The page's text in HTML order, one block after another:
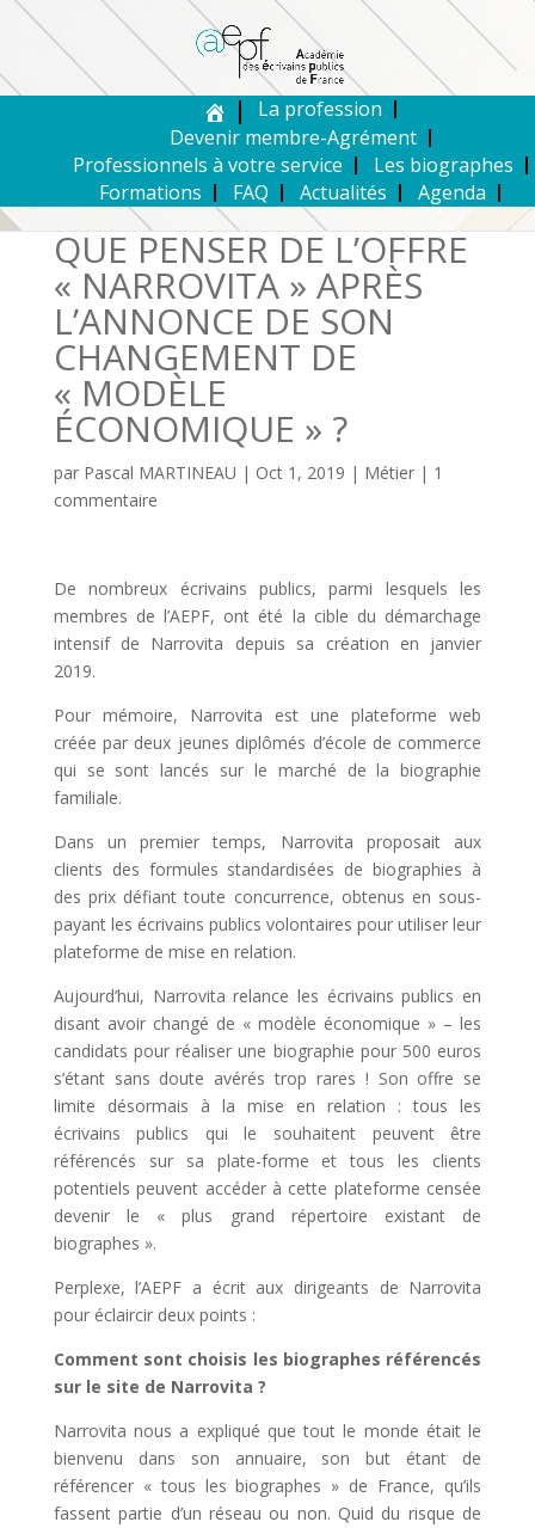
La profession
Devenir membre-Agrément
Professionnels à votre service
Les biographes
Formations
FAQ Actualités Agenda
QUE PENSER DE L’OFFRE
« NARROVITA » APRÈS
L’ANNONCE DE SON
CHANGEMENT DE
« MODÈLE
ÉCONOMIQUE » ?
par Pascal MARTINEAU | Oct 1, 2019 | Métier| 1
commentaire
De nombreux écrivains publics, parmi lesquels les
membres de l’AEPF, ont été la cible du démarchage
intensif de Narrovita depuis sa création en janvier
2019.
Pour mémoire, Narrovita est une plateforme web
créée par deux jeunes diplômés d’école de commerce
qui se sont lancés sur le marché de la biographie
familiale.
Dans un premier temps, Narrovita proposait aux
clients des formules standardisées de biographies à
des prix défiant toute concurrence, obtenus en sous-
payant les écrivains publics volontaires pour utiliser leur
plateforme de mise en relation.
Aujourd’hui, Narrovita relance les écrivains publics en
disant avoir changé de « modèle économique » – les
candidats pour réaliser une biographie pour 500 euros
s’étant sans doute avérés trop rares ! Son offre se
limite désormais à la mise en relation : tous les
écrivains publics qui le souhaitent peuvent être
référencés sur sa plate-forme et tous les clients
potentiels peuvent accéder à cette plateforme censée
devenir le « plus grand répertoire existant de
biographes ».
Perplexe, l’AEPF a écrit aux dirigeants de Narrovita
pour éclaircir deux points :
Comment sont choisis les biographes référencés
sur le site de Narrovita ?
Narrovita nous a expliqué que tout le monde était le
bienvenu dans son annuaire, son but étant de
référencer « tous les biographes » de France, qu’ils
fassent partie d’un réseau ou non. Quid du risque de